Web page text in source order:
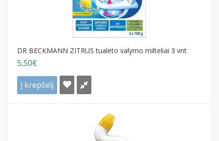
DR BECKMANN ZITRUS tualeto valymo milteliai 3 vnt
5,50€
Į krepšelį